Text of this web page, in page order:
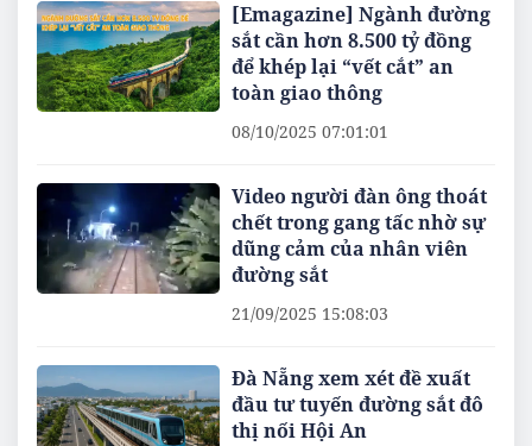
[Emagazine] Ngành đường
sắt cần hơn 8.500 tỷ đồng
để khép lại “vết cắt” an
toàn giao thông
08/10/2025 07:01:01
Video người đàn ông thoát
chết trong gang tấc nhờ sự
dũng cảm của nhân viên
đường sắt
21/09/2025 15:08:03
Đà Nẵng xem xét đề xuất
đầu tư tuyến đường sắt đô
thị nối Hội An